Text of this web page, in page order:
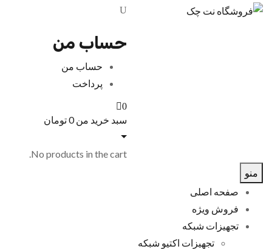
حساب من
حساب من
پرداخت
0
سبد خرید من0تومان
No products in the cart.
منو
صفحه اصلی
فروش ویژه
تجهیزات شبکه
تجهیزات اکتیو شبکه